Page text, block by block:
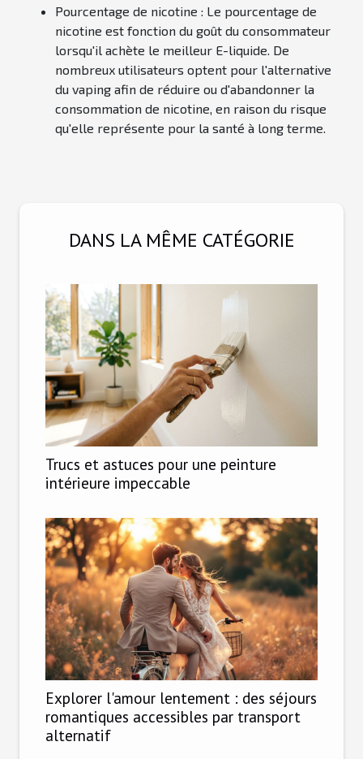
Pourcentage de nicotine : Le pourcentage de
nicotine est fonction du goût du consommateur
lorsqu'il achète le meilleur E-liquide. De
nombreux utilisateurs optent pour l'alternative
du vaping afin de réduire ou d'abandonner la
consommation de nicotine, en raison du risque
qu'elle représente pour la santé à long terme.
DANS LA MÊME CATÉGORIE
Trucs et astuces pour une peinture
intérieure impeccable
Explorer l'amour lentement : des séjours
romantiques accessibles par transport
alternatif